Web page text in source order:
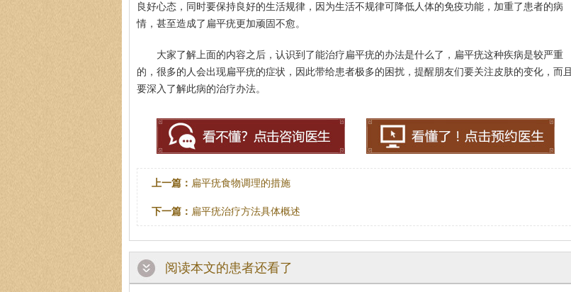
良好心态，同时要保持良好的生活规律，因为生活不规律可降低人体的免疫功能，加重了患者的病
情，甚至造成了扁平疣更加顽固不愈。
大家了解上面的内容之后，认识到了能治疗扁平疣的办法是什么了，扁平疣这种疾病是较严重
的，很多的人会出现扁平疣的症状，因此带给患者极多的困扰，提醒朋友们要关注皮肤的变化，而且
要深入了解此病的治疗办法。
上一篇： 扁平疣食物调理的措施
下一篇： 扁平疣治疗方法具体概述
阅读本文的患者还看了